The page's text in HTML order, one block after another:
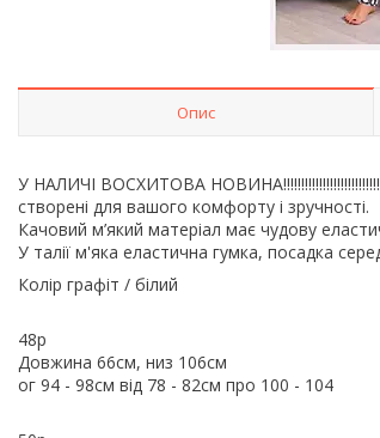
Опис
У НАЛИЧІ ВОСХИТОВА
створені для вашого комфорту і зручності.
Качовий м’який матеріал має чудову
У талії м'яка еластична гумка, посадка
Колір графіт / білий
48р
Довжина 66см, низ 106см
ог 94 - 98см від 78 - 82см про 100 - 104